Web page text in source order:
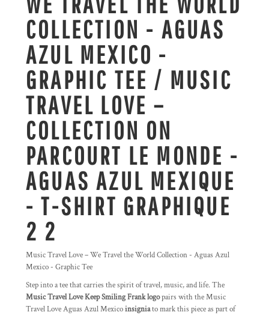
COLLECTION - AGUAS
AZUL MEXICO -
GRAPHIC TEE / MUSIC
TRAVEL LOVE –
COLLECTION ON
PARCOURT LE MONDE -
AGUAS AZUL MEXIQUE
- T-SHIRT GRAPHIQUE
2 2
Music Travel Love – We Travel the World Collection - Aguas Azul
Mexico - Graphic Tee
Step into a tee that carries the spirit of travel, music, and life. The
Music Travel Love Keep Smiling Frank logopairs with the Music
Travel Love Aguas Azul Mexicoinsigniato mark this piece as part of